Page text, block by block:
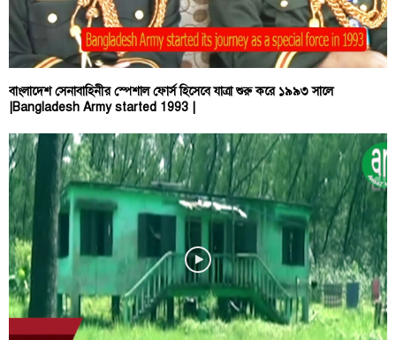
বাংলাদেশ সেনাবাহিনীর স্পেশাল ফোর্স হিসেবে যাত্রা শুরু করে ১৯৯৩ সালে
|Bangladesh Army started 1993 |